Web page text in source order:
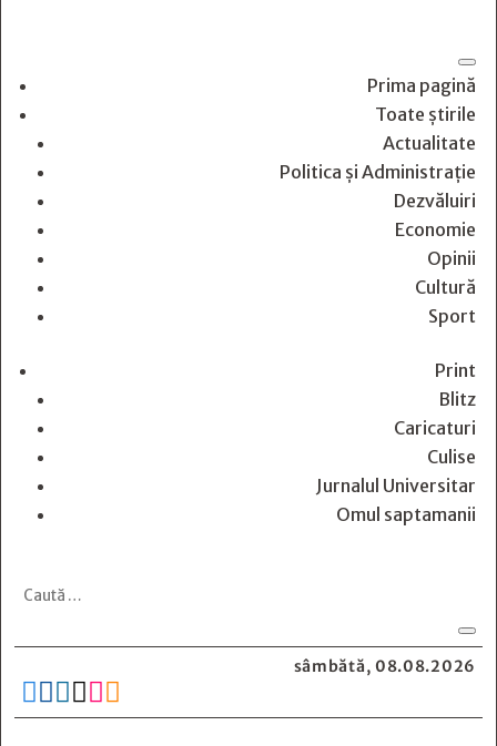
Prima pagină
Toate știrile
Actualitate
Politica și Administrație
Dezvăluiri
Economie
Opinii
Cultură
Sport
Print
Blitz
Caricaturi
Culise
Jurnalul Universitar
Omul saptamanii
sâmbătă, 08.08.2026
     